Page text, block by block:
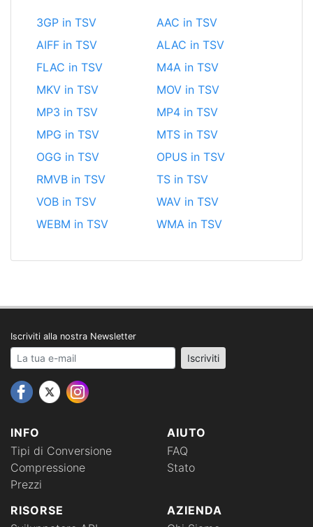
3GP in TSV
AAC in TSV
AIFF in TSV
ALAC in TSV
FLAC in TSV
M4A in TSV
MKV in TSV
MOV in TSV
MP3 in TSV
MP4 in TSV
MPG in TSV
MTS in TSV
OGG in TSV
OPUS in TSV
RMVB in TSV
TS in TSV
VOB in TSV
WAV in TSV
WEBM in TSV
WMA in TSV
INFO
Tipi di Conversione
Compressione
Prezzi
AIUTO
FAQ
Stato
RISORSE
AZIENDA
Iscriviti alla nostra Newsletter
Your email address Iscriviti